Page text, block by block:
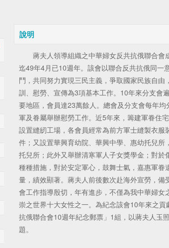
說明
蔣夫人領導組織之中華婦女反共抗俄聯合會
迄49年4月已10週年。該會以聯合反共抗俄同一
鬥，共同努力實現三民主義，爭取國家民族自由
訓、慰勞、宣傳為3項基本工作。10年來分支會
要地區，會員達23萬餘人。總會及分支會每年
軍及眷屬舉辦慰勞工作。近5年來，籌建軍眷住
設置縫紉工場，各會員經常為前方軍士縫製衣服
件；又設置華興育幼院、華興中學、惠幼托兒所
托兒所；此外又舉辦清寒軍人子女獎學金；對於
種種措施，對於安定軍心，鼓舞士氣，嘉惠軍眷
量，績效顯著。蔣夫人前後數次赴海外宣勞，備
會工作指導殷切，年有進步，不僅為我中華婦女
崇之世界十大女性之一。為紀念該會10年來之
抗俄聯合會10週年紀念郵票」1組，以蔣夫人玉
題。